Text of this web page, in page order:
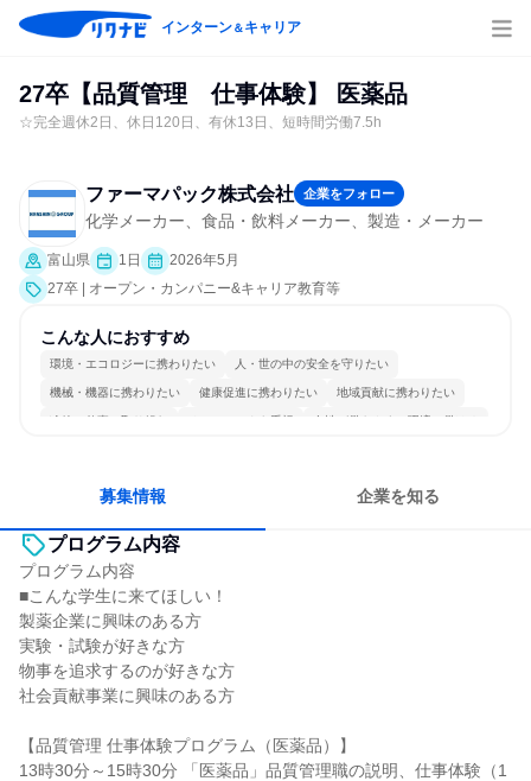
インターン＆キャリア
27卒【品質管理 仕事体験】 医薬品
☆完全週休2日、休日120日、有休13日、短時間労働7.5h
ファーマパック株式会社 企業をフォロー
化学メーカー、食品・飲料メーカー、製造・メーカー
富山県 1日
2026年5月
27卒 | オープン・カンパニー&キャリア教育等
こんな人におすすめ
環境・エコロジーに携わりたい 人・世の中の安全を守りたい
機械・機器に携わりたい 健康促進に携わりたい 地域貢献に携わりたい
冷静に仕事に取り組む チームワークを重視 女性が働きやすい環境で働ける
募集情報 企業を知る
プログラム内容
プログラム内容
■こんな学生に来てほしい！
製薬企業に興味のある方
実験・試験が好きな方
物事を追求するのが好きな方
社会貢献事業に興味のある方
【品質管理 仕事体験プログラム（医薬品）】
13時30分～15時30分 「医薬品」品質管理職の説明、仕事体験（1